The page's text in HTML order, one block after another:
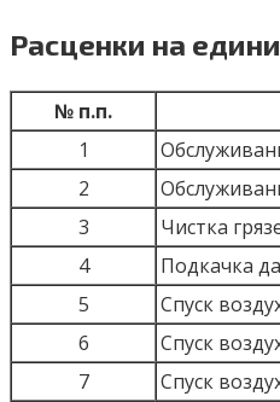
Расценки на
№ п.п.
1
2
3
Чистка
4
Подкачка
5
Спуск
6
Спуск
7
Спуск